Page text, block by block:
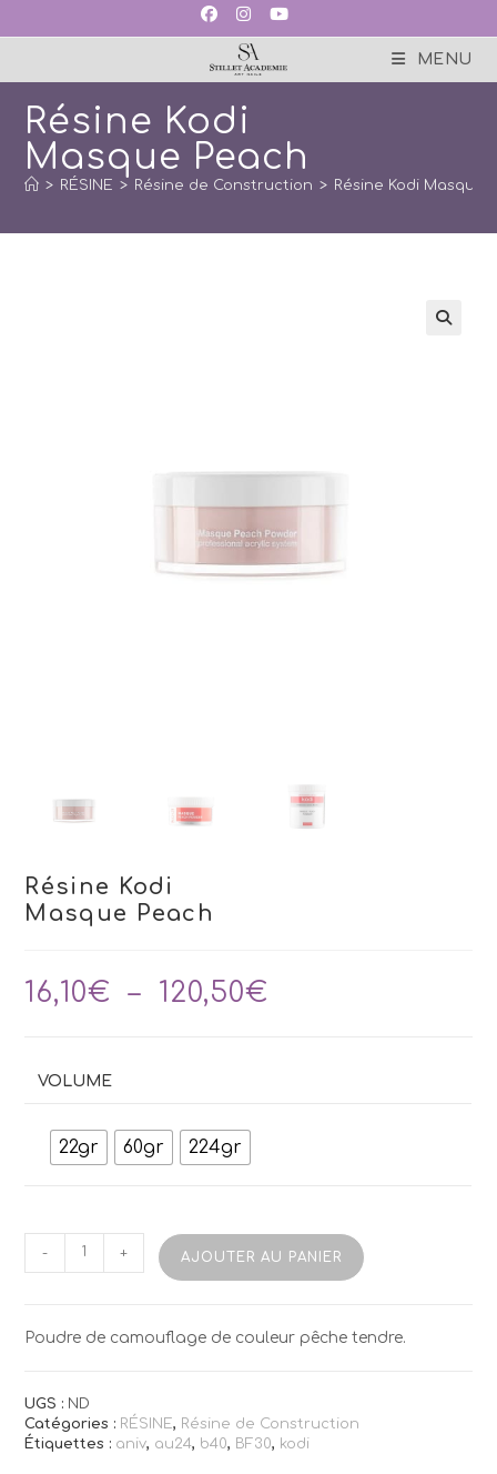
MENU
Résine Kodi
Masque Peach
> RÉSINE > Résine de Construction > Résine Kodi Masque
Résine Kodi
Masque Peach
16,10€ – 120,50€
VOLUME
22gr 60gr 224gr
quantité
Peach
- + AJOUTER AU PANIER
Poudre de camouflage de couleur pêche tendre.
UGS : ND
Catégories : RÉSINE, Résine de Construction
Étiquettes : aniv, au24, b40, BF30, kodi